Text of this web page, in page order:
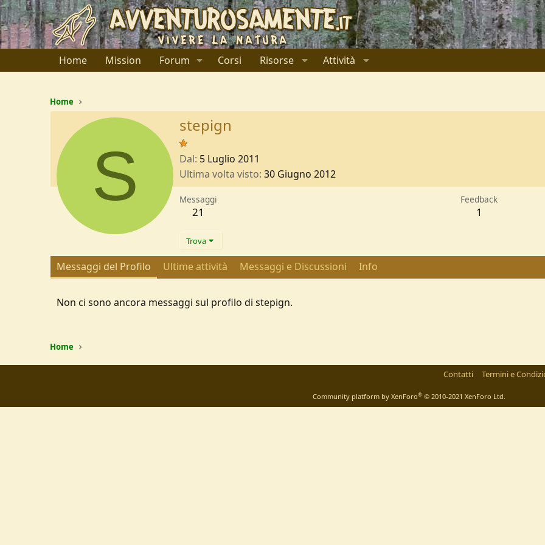
Home Mission Forum Corsi Risorse Attività
Home
S
stepign
Dal 5 Luglio 2011
Ultima volta visto 30 Giugno 2012
Messaggi
21
Feedback
1
Trova
Messaggi del Profilo Ultime attività Messaggi e Discussioni Info
Non ci sono ancora messaggi sul profilo di stepign.
Home
Contatti Termini e
Community platform by XenForo® © 2010-2021 XenForo Ltd.